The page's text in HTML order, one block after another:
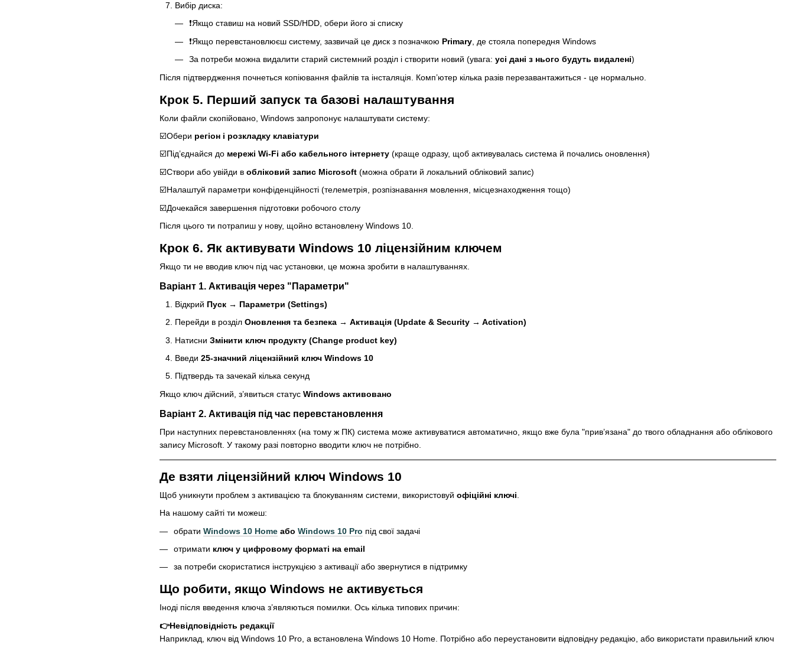
Вибір диска:
❗Якщо ставиш на новий SSD/HDD, обери його зі списку
❗Якщо перевстановлюєш систему, зазвичай це диск з позначкою Primary , де стояла попередня Windows
За потреби можна видалити старий системний розділ і створити новий (увага: усі дані з нього будуть видалені)
Після підтвердження почнеться копіювання файлів та інсталяція. Комп’ютер кілька разів перезавантажиться - це нормально.
Крок 5. Перший запуск та базові налаштування
Коли файли скопійовано, Windows запропонує налаштувати систему:
☑️Обери регіон і розкладку клавіатури
☑️Під’єднайся до мережі Wi-Fi або кабельного інтернету (краще одразу, щоб активувалась система й почались оновлення)
☑️Створи або увійди в обліковий запис Microsoft (можна обрати й локальний обліковий запис)
☑️Налаштуй параметри конфіденційності (телеметрія, розпізнавання мовлення, місцезнаходження тощо)
☑️Дочекайся завершення підготовки робочого столу
Після цього ти потрапиш у нову, щойно встановлену Windows 10.
Крок 6. Як активувати Windows 10 ліцензійним ключем
Якщо ти не вводив ключ під час установки, це можна зробити в налаштуваннях.
Варіант 1. Активація через "Параметри"
Відкрий Пуск → Параметри (Settings)
Перейди в розділ Оновлення та безпека → Активація (Update & Security → Activation)
Натисни Змінити ключ продукту (Change product key)
Введи 25-значний ліцензійний ключ Windows 10
Підтвердь та зачекай кілька секунд
Якщо ключ дійсний, з’явиться статус Windows активовано
Варіант 2. Активація під час перевстановлення
При наступних перевстановленнях (на тому ж ПК) система може активуватися автоматично, якщо вже була "прив’язана" до твого обладнання або облікового
запису Microsoft. У такому разі повторно вводити ключ не потрібно.
Де взяти ліцензійний ключ Windows 10
Щоб уникнути проблем з активацією та блокуванням системи, використовуй офіційні ключі
На нашому сайті ти можеш:
обрати Windows 10 Home або Windows 10 Pro під свої задачі
отримати ключ у цифровому форматі на email
за потреби скористатися інструкцією з активації або звернутися в підтримку
Що робити, якщо Windows не активується
Іноді після введення ключа з’являються помилки. Ось кілька типових причин:
👉Невідповідність редакції
Наприклад, ключ від Windows 10 Pro, а встановлена Windows 10 Home. Потрібно або переустановити відповідну редакцію, або використати правильний ключ